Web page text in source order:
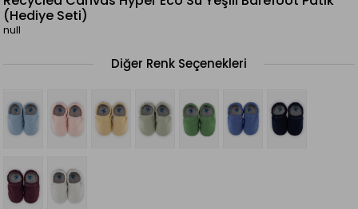
(Hediye Seti)
null
Diğer Renk Seçenekleri